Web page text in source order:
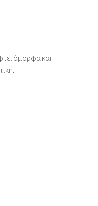
όμορφα και